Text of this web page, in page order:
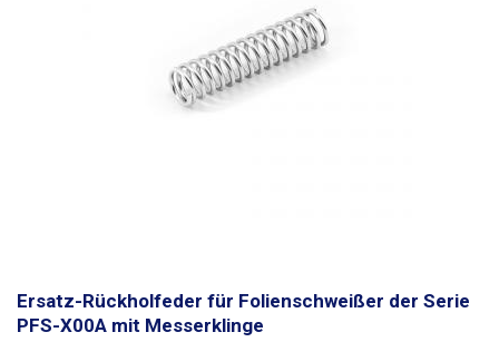
Ersatz-Rückholfeder für Folienschweißer der Serie
PFS-X00A mit Messerklinge